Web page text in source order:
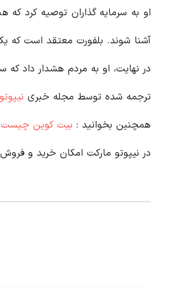
او به سرمایه گذاران توصیه کرد
آشنا شوند. بلفورت معتقد است که
در نهایت، او به مردم هشدار داد
ترجمه شده توسط مجله خبری نیپوتو
همچنین بخوانید : بیت کوین چیست؟
در نیپوتو مارکت امکان خرید و فروش